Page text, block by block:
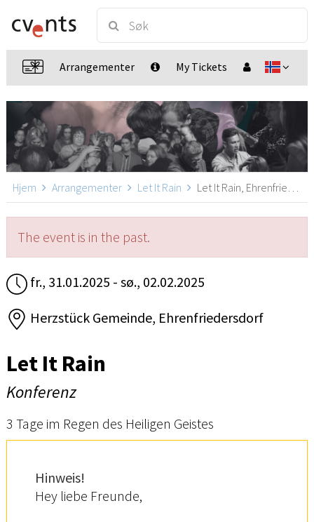
Arrangementer My Tickets
Hjem Arrangementer Let It Rain Let It Rain, Ehrenfriedersdorf
The event is in the past.
fr., 31.01.2025 - sø., 02.02.2025
Herzstück Gemeinde, Ehrenfriedersdorf
Let It Rain
Konferenz
3 Tage im Regen des Heiligen Geistes
Hinweis!
Hey liebe Freunde,